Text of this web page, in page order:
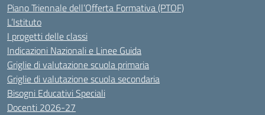
Piano Triennale dell’Offerta Formativa (PTOF)
L’Istituto
I progetti delle classi
Indicazioni Nazionali e Linee Guida
Griglie di valutazione scuola primaria
Griglie di valutazione scuola secondaria
Bisogni Educativi Speciali
Docenti 2026-27